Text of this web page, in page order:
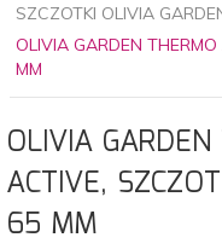
SZCZOTKI OLIVIA
OLIVIA GARDEN
MM
OLIVIA
ACTIVE,
65 MM